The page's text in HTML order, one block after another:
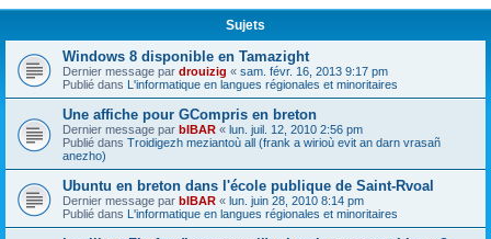
c
Sujets
Windows 8 disponible en Tamazight
Dernier message par drouizig « sam. févr. 16, 2013 9:17 pm
Publié dans L'informatique en langues régionales et minoritaires
Une affiche pour GCompris en breton
Dernier message par bIBAR « lun. juil. 12, 2010 2:56 pm
Publié dans Troidigezh meziantoù all (frank a wirioù evit an darn vrasañ
anezho)
Ubuntu en breton dans l'école publique de Saint-Rvoal
Dernier message par bIBAR « lun. juin 28, 2010 8:14 pm
Publié dans L'informatique en langues régionales et minoritaires